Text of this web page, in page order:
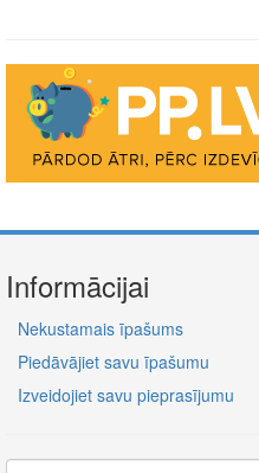
Informācijai
Nekustamais īpašums
Piedāvājiet savu īpašumu
Izveidojiet savu pieprasījumu